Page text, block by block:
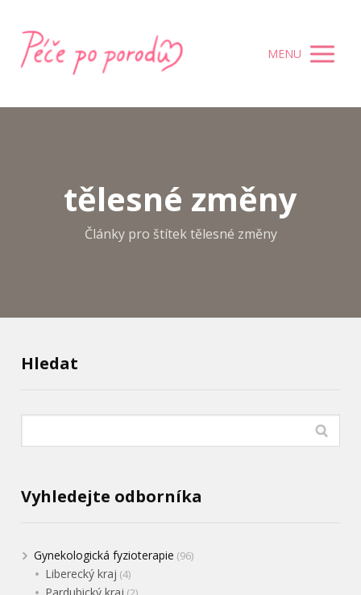
MENU
tělesné změny
Články pro štítek tělesné změny
Hledat
Vyhledejte odborníka
Gynekologická fyzioterapie (96)
Liberecký kraj (4)
Pardubický kraj